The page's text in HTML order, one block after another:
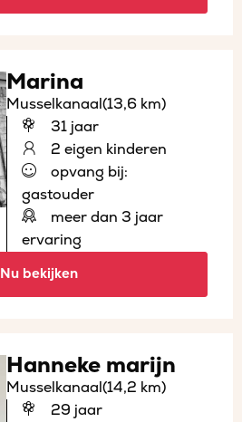
Marina
Musselkanaal(13,6 km)
31 jaar
2 eigen kinderen
opvang bij:
gastouder
meer dan 3 jaar
ervaring
Nu bekijken
Hanneke marijn
Musselkanaal(14,2 km)
29 jaar